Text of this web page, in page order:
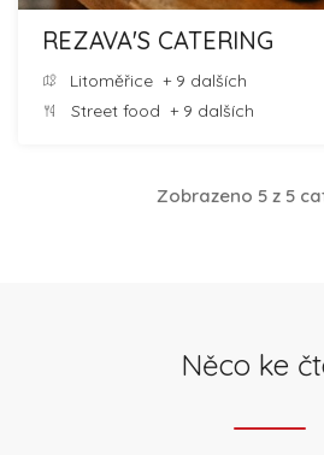
REZAVA'S CATERING
Litoměřice + 9 dalších
Street food + 9 dalších
Zobrazeno 5 z 5
Něco ke